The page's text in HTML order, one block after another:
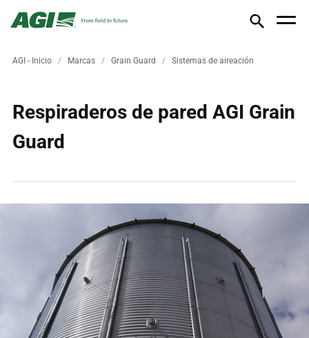
AGI - Inicio Marcas Grain Guard Sistemas de aireación
Respiraderos de pared AGI Grain
Guard